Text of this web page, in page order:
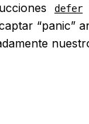
defer
“panic”